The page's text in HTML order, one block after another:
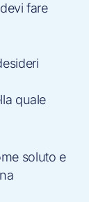
fare
quale
soluto e